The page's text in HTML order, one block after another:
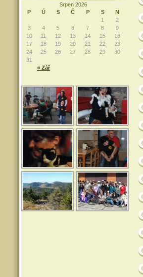
Srpen 2026
P
Ú S Č P S N
« Zář
1
2
3
4 5 6 7 8
9
10
11 12 13 14 15
16
17
18 19 20 21 22
23
24
25 26 27 28 29
30
31